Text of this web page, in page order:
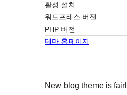
활성 설치
워드프레스 버전
PHP 버전
테마 홈페이지
New blog theme is